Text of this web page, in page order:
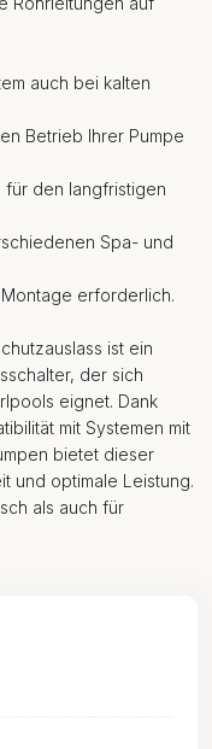
auch bei kalten
Betrieb Ihrer Pumpe
für den langfristigen
Spa- und
erforderlich.
ist ein
der sich
eignet. Dank
mit Systemen mit
bietet dieser
und optimale Leistung.
als auch für